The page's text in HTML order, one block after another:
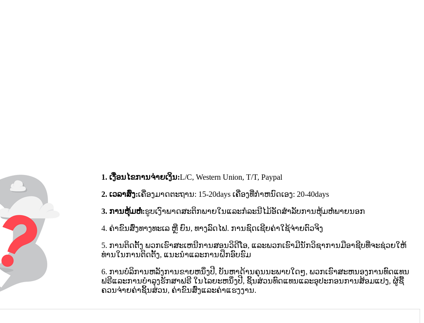
1. ເງື່ອນໄຂການຈ່າຍເງິນ:L/C, Western Union, T/T, Paypal
2. ເວລາສົ່ງ:ເຄື່ອງມາດຕະຖານ: 15-20days ເຄື່ອງທີ່ກໍາຫນົດເອງ: 20-40days
3. ການຫຸ້ມຫໍ່:ຮູບເງົາພາດສະຕິກພາຍໃນແລະກໍລະນີໄມ້ອັດສໍາລັບການຫຸ້ມຫໍ່ພາຍນອກ
4. ຄ່າຂົນສົ່ງທາງທະເລ ຫຼື ຍົນ, ທາງລົດໄຟ. ການຊົດເຊີຍຄ່າໃຊ້ຈ່າຍຕົວຈິງ
5. ການຕິດຕັ້ງ ພວກເຮົາສະເຫນີການສອນວິດີໂອ, ແລະພວກເຮົາມີນັກວິຊາການມືອາຊີບທີ່ຈະຊ່ວຍໃຫ້
ທ່ານໃນການຕິດຕັ້ງ, ແນະນໍາແລະການຝຶກອົບຮົມ
6. ການບໍລິການຫລັງການຂາຍຫນຶ່ງປີ, ບັນຫາດ້ານຄຸນນະພາບໃດໆ, ພວກເຮົາສະຫນອງການທົດແທນ
ຟຣີແລະການບໍາລຸງຮັກສາຟຣີ ໃນໄລຍະຫນຶ່ງປີ, ຊິ້ນສ່ວນທົດແທນແລະອຸປະກອນການສ້ອມແປງ, ຜູ້ຊື້
ຄວນຈ່າຍຄ່າຊິ້ນສ່ວນ, ຄ່າຂົນສົ່ງແລະຄ່າແຮງງານ.